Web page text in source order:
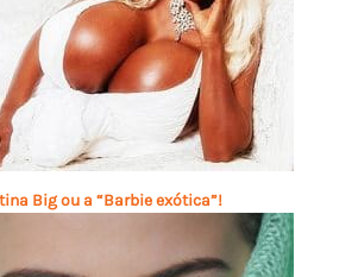
Big ou a “Barbie exótica”!